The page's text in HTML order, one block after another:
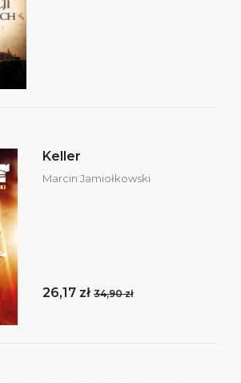
Keller
Marcin Jamiołkowski
26,17 zł 34,90 zł